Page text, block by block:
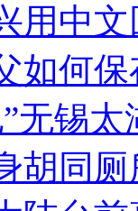
用中
如何
无锡
胡同